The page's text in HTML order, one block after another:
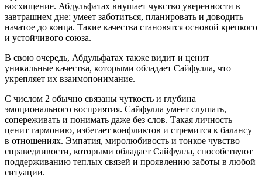
восхищение. Абдульфатах внушает чувство уверенности в
завтрашнем дне: умеет заботиться, планировать и доводить
начатое до конца. Такие качества становятся основой крепкого
и устойчивого союза.
В свою очередь, Абдульфатах также видит и ценит
уникальные качества, которыми обладает Сайфулла, что
укрепляет их взаимопонимание.
С числом 2 обычно связаны чуткость и глубина
эмоционального восприятия. Сайфулла умеет слушать,
сопереживать и понимать даже без слов. Такая личность
ценит гармонию, избегает конфликтов и стремится к балансу
в отношениях. Эмпатия, миролюбивость и тонкое чувство
справедливости, которыми обладает Сайфулла, способствуют
поддерживанию теплых связей и проявлению заботы в любой
ситуации.